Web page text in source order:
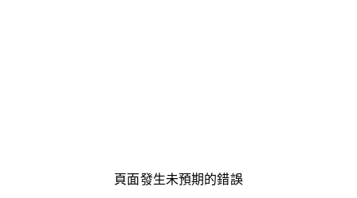
頁面發生未預期的錯誤